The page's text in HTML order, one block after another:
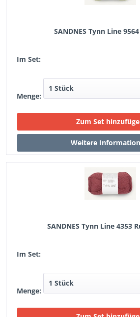
SANDNES Tynn Line
Im Set:
Menge:
SANDNES Tynn Line 4353
Im Set:
Menge: